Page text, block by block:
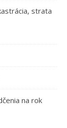
strata
na rok